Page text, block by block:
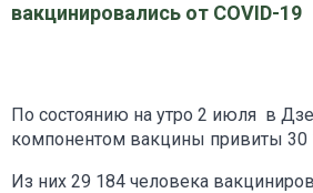
вакцинировались от COVID-19
По состоянию на утро 2 июля в
компонентом вакцины привиты 30
Из них 29 184 человека